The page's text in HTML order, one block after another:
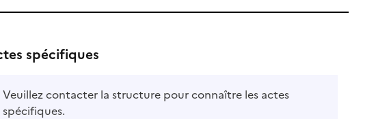
spécifiques
Veuillez contacter la structure pour connaître les actes
spécifiques.